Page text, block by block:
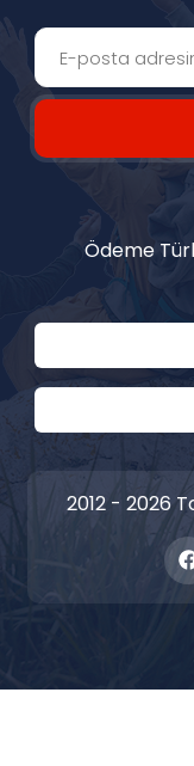
Ödeme
2012 - 2026